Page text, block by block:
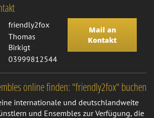
Mail an
Kontakt
friendly2fox
Thomas
Birkigt
03999812544
online finden: "friendly2fox" buchen
internationale und deutschlandweite
und Ensembles zur Verfügung, die